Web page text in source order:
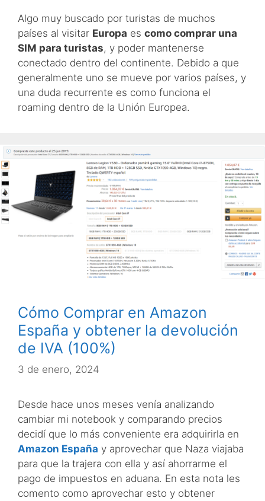
Algo muy buscado por turistas de muchos
países al visitar Europa es como comprar una
SIM para turistas, y poder mantenerse
conectado dentro del continente. Debido a que
generalmente uno se mueve por varios países, y
una duda recurrente es como funciona el
roaming dentro de la Unión Europea.
Cómo Comprar en Amazon
España y obtener la devolución
de IVA (100%)
3 de enero, 2024
Desde hace unos meses venía analizando
cambiar mi notebook y comparando precios
decidí que lo más conveniente era adquirirla en
Amazon España y aprovechar que Naza viajaba
para que la trajera con ella y así ahorrarme el
pago de impuestos en aduana. En esta nota les
comento como aprovechar esto y obtener